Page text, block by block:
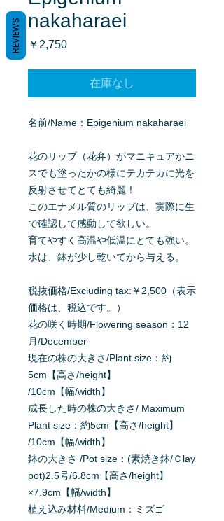
nakaharaei
￥2,750価
在庫なし
名前/Name：Epigenium nakaharaei
花のリップ（花弁）がマニキュアかニ
スでも塗ったかの様にテカテカに光を
反射させてとても綺麗！
このエナメル質のリップは、実際に生
で確認して感動して欲しい。
育てやすく高温や低温にとても強い。
水は、鉢が少し乾いてから与える。
税抜価格/Excluding tax:￥2,500（表示
価格は、税込です。）
花の咲く時期/Flowering season：12
月/December
現在の株の大きさ/Plant size：約
5cm【高さ/height】
/10cm【幅/width】
成長した時の株の大きさ/ Maximum
Plant size：約5cm【高さ/height】
/10cm【幅/width】
鉢の大きさ /Pot size：(素焼き鉢/Ｃlay
pot)2.5号/6.8cm【高さ/height】
×7.9cm【幅/width】
植え込み材料/Medium：ミズゴ
REVIEWS